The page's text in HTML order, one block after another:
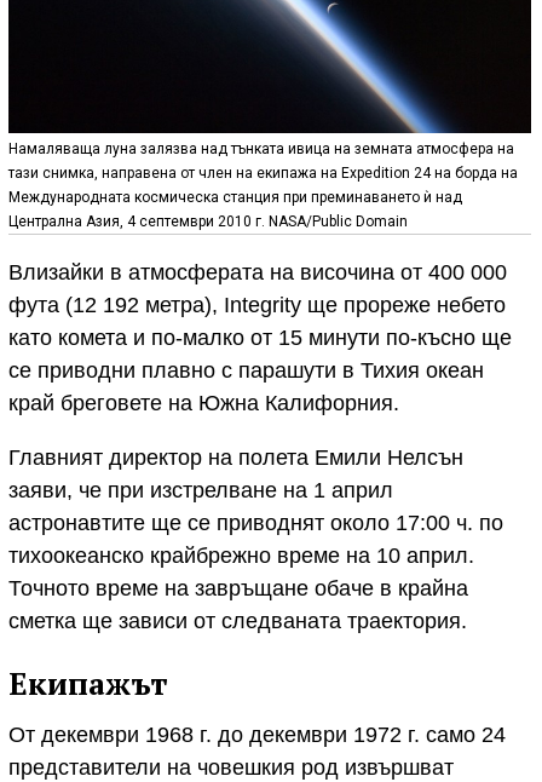
Намаляваща луна залязва над тънката ивица на земната атмосфера на
тази снимка, направена от член на екипажа на Expedition 24 на борда на
Международната космическа станция при преминаването ѝ над
Централна Азия, 4 септември 2010 г. NASA/Public Domain
Влизайки в атмосферата на височина от 400 000
фута (12 192 метра), Integrity ще прорежe небето
като комета и по-малко от 15 минути по-късно ще
се приводни плавно с парашути в Тихия океан
край бреговете на Южна Калифорния.
Главният директор на полета Емили Нелсън
заяви, че при изстрелване на 1 април
астронавтите ще се приводнят около 17:00 ч. по
тихоокеанско крайбрежно време на 10 април.
Точното време на завръщане обаче в крайна
сметка ще зависи от следваната траектория.
Екипажът
От декември 1968 г. до декември 1972 г. само 24
представители на човешкия род извършват